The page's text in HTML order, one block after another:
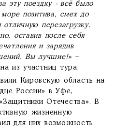
эту поездку - всё было
позитива, смех до
перезагрузку.
оставив после себя
и зарядив
Вы лучшие!» –
из участниц тура.
Кировскую область на
России» в Уфе,
Отечества». В
жизненную
для них возможность